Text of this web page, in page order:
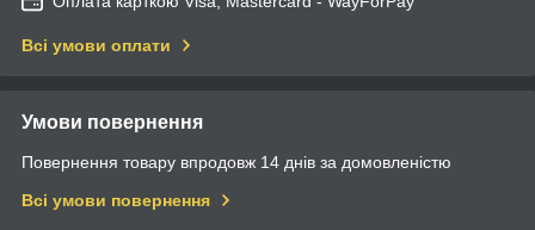
Всі умови оплати
Умови повернення
Повернення товару впродовж 14 днів за домовленістю
Всі умови повернення